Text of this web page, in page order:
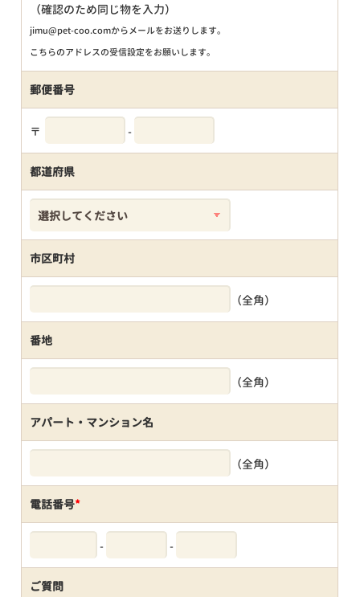
（確認のため同じ物を入力）
jimu@pet-coo.comからメールをお送りします。
こちらのアドレスの受信設定をお願いします。
郵便番号
〒 -
都道府県
市区町村
（全角）
番地
（全角）
アパート・マンション名
（全角）
電話番号*
- -
ご質問